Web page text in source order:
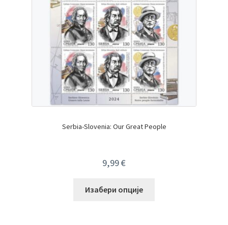
Serbia-Slovenia: Our Great People
9,99€
Изабери опције